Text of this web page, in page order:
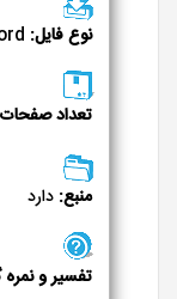
نوع فایل:
تعداد
منبع: دارد
تفسیر و